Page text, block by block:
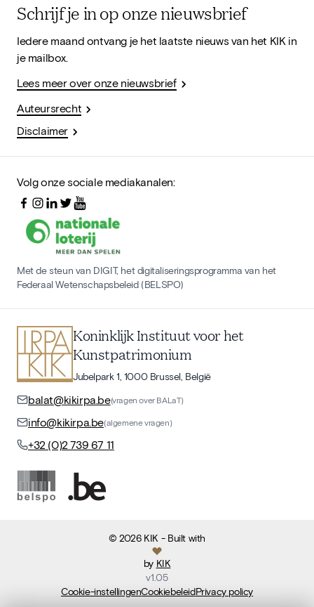
Schrijf je in op onze nieuwsbrief
Iedere maand ontvang je het laatste nieuws van het KIK in
je mailbox.
Lees meer over onze nieuwsbrief
Auteursrecht
Disclaimer
Volg onze sociale mediakanalen:
Met de steun van DIGIT, het digitaliseringsprogramma van het
Federaal Wetenschapsbeleid (BELSPO)
Koninklijk Instituut voor het
Kunstpatrimonium
Jubelpark 1, 1000 Brussel, België
balat@kikirpa.be(vragen over BALaT)
info@kikirpa.be(algemene vragen)
+32 (0)2 739 67 11
©2026 KIK - Built with
by KIK
v1.05
Cookie-instellingenCookiebeleidPrivacy policy